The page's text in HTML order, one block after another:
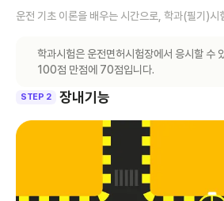
운전 기초 이론을 배우는 시간으로, 학과(필기)시
학과시험은 운전면허시험장에서 응시할 수
100점 만점에 70점입니다.
STEP 2 장내기능